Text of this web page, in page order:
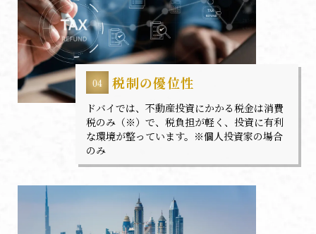
税制の優位性
ドバイでは、不動産投資にかかる税金は消費
税のみ（※）で、税負担が軽く、投資に有利
な環境が整っています。※個人投資家の場合
のみ